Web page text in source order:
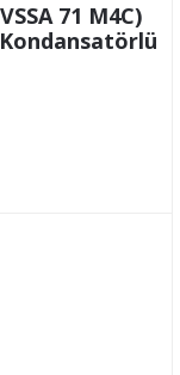
71 M4C)
Kondansatörlü